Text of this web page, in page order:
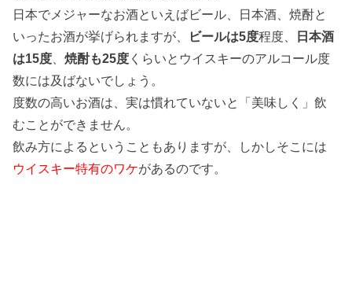
日本でメジャーなお酒といえばビール、日本酒、焼酎と
いったお酒が挙げられますが、
ビールは5度程度、
日本酒
は15度 、焼酎も25度 くらいとウイスキーのアルコール度
数には及ばないでしょう。
度数の高いお酒は、実は慣れていないと「美味しく」飲
むことができません。
飲み方によるということもありますが、しかしそこには
ウイスキー特有のワケがあるのです。